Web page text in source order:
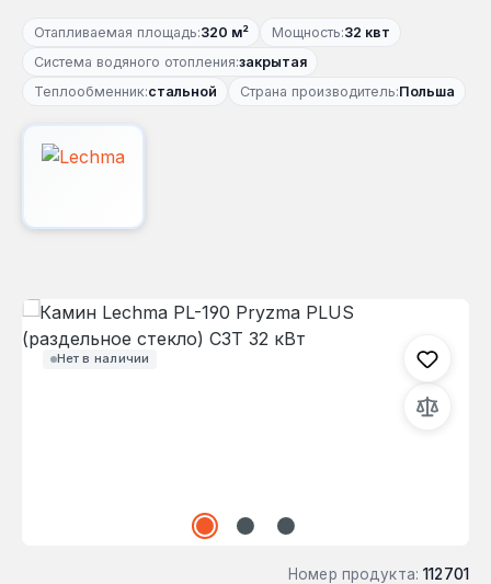
Отапливаемая площадь:320 м² Мощность:32 квт
Система водяного отопления:закрытая
Теплообменник:стальной Страна производитель:Польша
Нет в наличии
Пропустить галерею изображений
Номер продукта: 112701